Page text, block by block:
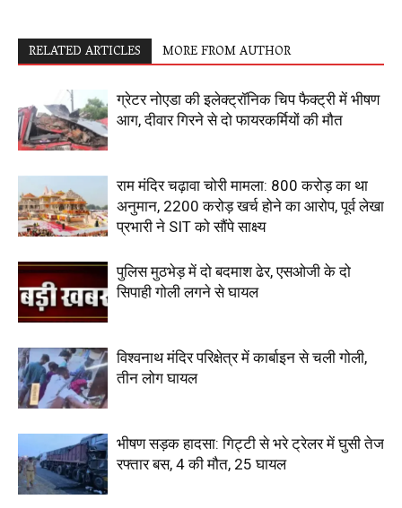
RELATED ARTICLES MORE FROM AUTHOR
ग्रेटर नोएडा की इलेक्ट्रॉनिक चिप फैक्ट्री में भीषण
आग, दीवार गिरने से दो फायरकर्मियों की मौत
राम मंदिर चढ़ावा चोरी मामला: 800 करोड़ का था
अनुमान, 2200 करोड़ खर्च होने का आरोप, पूर्व लेखा
प्रभारी ने SIT को सौंपे साक्ष्य
पुलिस मुठभेड़ में दो बदमाश ढेर, एसओजी के दो
सिपाही गोली लगने से घायल
विश्वनाथ मंदिर परिक्षेत्र में कार्बाइन से चली गोली,
तीन लोग घायल
भीषण सड़क हादसा: गिट्टी से भरे ट्रेलर में घुसी तेज
रफ्तार बस, 4 की मौत, 25 घायल